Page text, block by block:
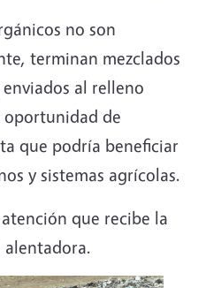
no son
terminan mezclados
al relleno
de
que podría beneficiar
y sistemas agrícolas.
que recibe la
alentadora.